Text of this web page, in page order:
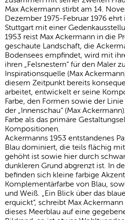
Max Ackermann stirbt am 14.
Dezember 1975-Februar 1976
Stuttgart mit einer
1953 reist Max Ackermann in die
geschaute Landschaft, die
Bodensees empfindet, wird mit
ihren „Felsnestern“ für den Maler
Inspirationsquelle (Max
diesem Zeitpunkt bereits
arbeitet, entwickelt er seine
Farbe, den Formen sowie der
der „Innenschau“ (Max
Farbe als das primäre
Kompositionen.
Ackermanns 1953 entstandenes
Blau dominiert, die teils flächig
gehöht ist sowie hier durch
dunkleren Grund abgrenzt ist. In
befinden sich kleine farbige
Komplementärfarbe von Blau,
und Weiß. „Ein Blick über das
erquickt“, schreibt Max
dieses Meerblau auf eine